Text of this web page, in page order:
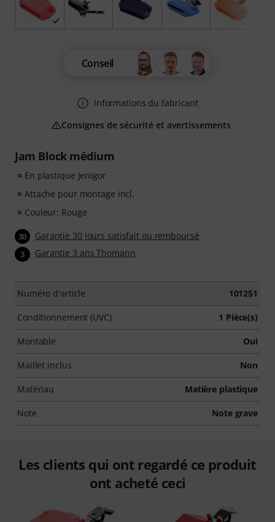
Jam Block médium
En plastique Jenigor
Attache pour montage incl.
Couleur: Rouge
30 Garantie 30 jours satisfait ou remboursé
3 Garantie 3 ans Thomann
Numéro d'article 101251
Conditionnement (UVC) 1 Pièce(s)
Montable Oui
Maillet inclus Non
Matériau Matière plastique
Note Note grave
Conseil
Informations du fabricant
Consignes de sécurité et avertissements
Les clients qui ont regardé ce produit
ont acheté ceci